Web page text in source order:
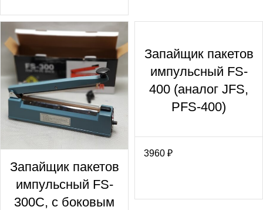
Запайщик пакетов
импульсный FS-
300С, с боковым
Запайщик пакетов
импульсный FS-
400 (аналог JFS,
PFS-400)
3960 ₽